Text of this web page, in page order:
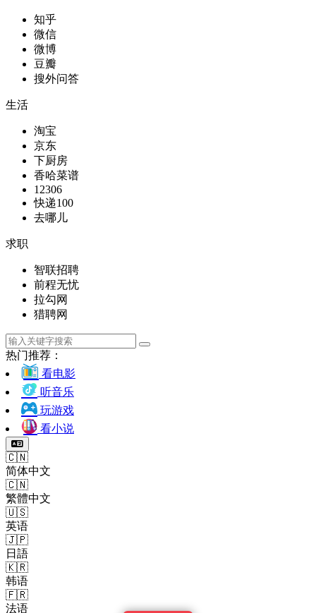
知乎
微信
微博
豆瓣
搜外问答
生活
淘宝
京东
下厨房
香哈菜谱
12306
快递100
去哪儿
求职
智联招聘
前程无忧
拉勾网
猎聘网
热门推荐：
看电影
听音乐
玩游戏
看小说
🇨🇳
简体中文
🇨🇳
繁體中文
🇺🇸
英语
🇯🇵
日語
🇰🇷
韩语
🇫🇷
法语